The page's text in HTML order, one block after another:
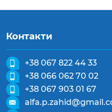
Контакти
+38 067 822 44 33
+38 066 062 70 02
+38 067 903 01 67